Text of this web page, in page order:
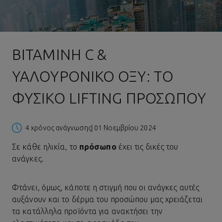
ΒΙΤΑΜΊΝΗ C &
ΥΑΛΟΥΡΟΝΙΚΌ ΟΞΎ: ΤΟ
ΦΥΣΙΚΌ LIFTING ΠΡΟΣΏΠΟΥ
4 χρόνος ανάγνωσης| 01 Νοεμβρίου 2024
Σε κάθε ηλικία, το πρόσωπο έχει τις δικές του
ανάγκες.
Φτάνει, όμως, κάποτε η στιγμή που οι ανάγκες αυτές
αυξάνουν και το δέρμα του προσώπου μας χρειάζεται
τα κατάλληλα προϊόντα για ανακτήσει την